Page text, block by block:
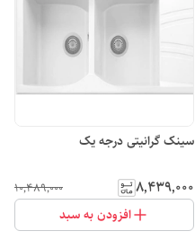
سینک گرانیتی درجه یک
۸٬۴۳۹٬۰۰۰ ۱۰٬۴۸۹٬۰۰۰
افزودن به سبد